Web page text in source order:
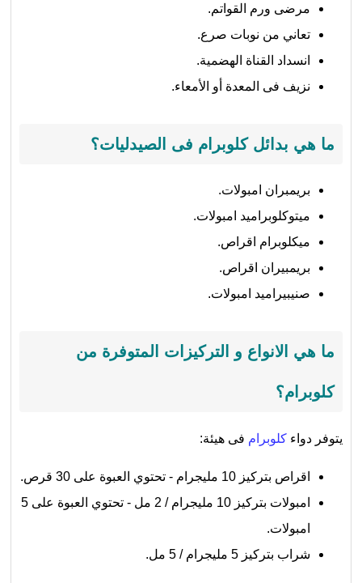
مرضى ورم القواتم.
تعاني من نوبات صرع.
انسداد القناة الهضمية.
نزيف فى المعدة أو الأمعاء.
ما هي بدائل كلوبرام فى الصيدليات؟
بريمبران امبولات.
ميتوكلوبراميد امبولات.
ميكلوبرام اقراص.
بريمبيران اقراص.
صنيبيراميد امبولات.
ما هي الانواع و التركيزات المتوفرة من
كلوبرام؟
يتوفر دواء كلوبرام فى هيئة:
اقراص بتركيز 10 مليجرام - تحتوي العبوة على 30 قرص.
امبولات بتركيز 10 مليجرام / 2 مل - تحتوي العبوة على 5
امبولات.
شراب بتركيز 5 مليجرام / 5 مل.